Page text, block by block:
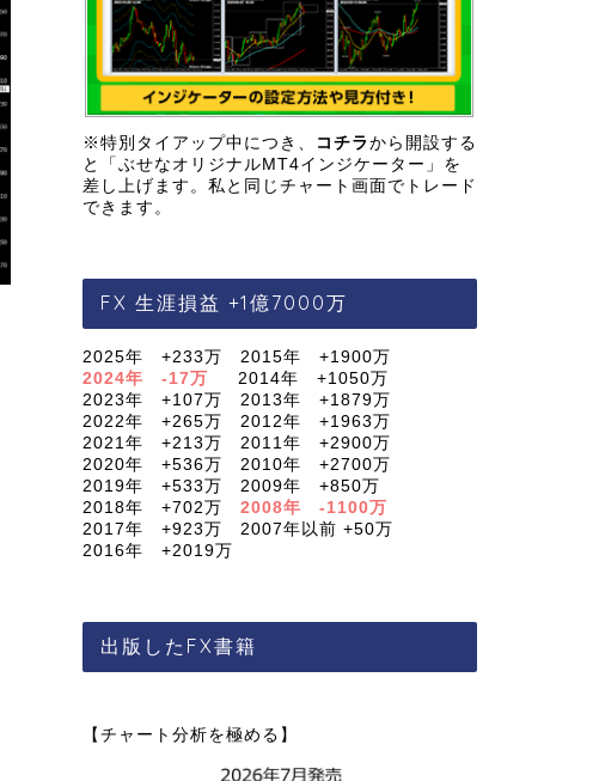
※特別タイアップ中につき、 コチラから開設する
と「ぶせなオリジナルMT4インジケーター」を
差し上げます。私と同じチャート画面でトレード
できます。
FX 生涯損益 +1億7000万
2025年 +233万 2015年 +1900万
2024年 -17万
2014年 +1050万
2023年 +107万 2013年 +1879万
2022年 +265万 2012年 +1963万
2021年 +213万 2011年 +2900万
2020年 +536万 2010年 +2700万
2019年 +533万 2009年 +850万
2018年 +702万 2008年 -1100万
2017年 +923万 2007年以前 +50万
2016年 +2019万
出版したFX書籍
【チャート分析を極める】